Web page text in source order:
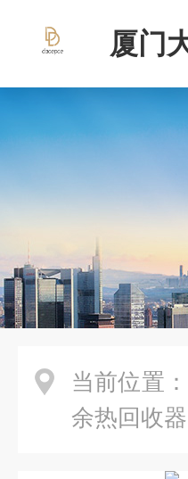
厦门
当前位置：
余热回收器